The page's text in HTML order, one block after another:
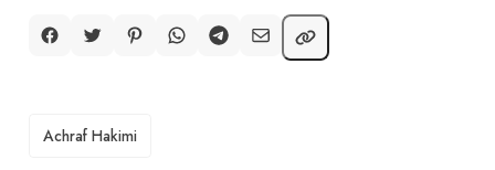
TAGS
Achraf Hakimi